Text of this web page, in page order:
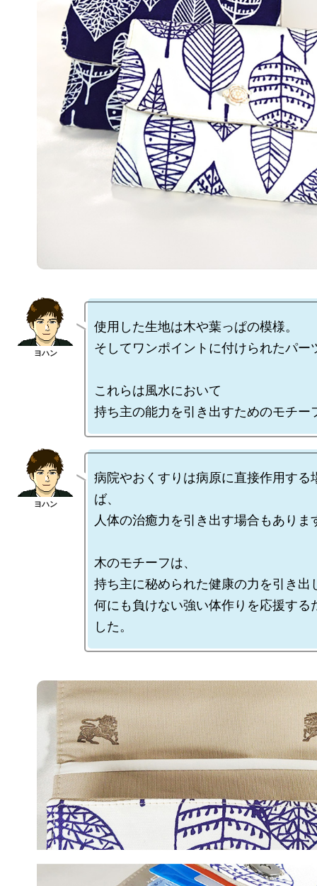
使用した生地は木や葉っぱの模様。
そしてワンポイントに付けられたパー
これらは風水において
病院やおくすりは病原に直接作用する
ば、
人体の治癒力を引き出す場合もありま
木のモチーフは、
持ち主に秘められた健康の力を引き出
何にも負けない強い体作りを応援する